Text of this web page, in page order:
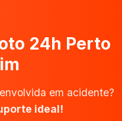
24h Perto
em acidente?
ideal!